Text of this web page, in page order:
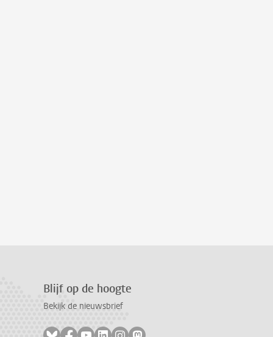
Blijf op de hoogte
Bekijk de nieuwsbrief
Volg ons op bluesky
Volg ons op facebook
Volg ons op youtube
Volg ons op linkedin
Volg ons op instagram
Volg ons op mastodon